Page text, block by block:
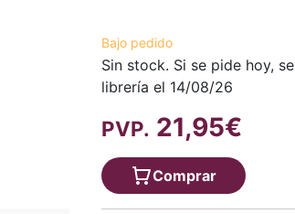
Bajo pedido
Sin stock. Si se pide hoy,
librería el 14/08/26
PVP. 21,95€
Comprar